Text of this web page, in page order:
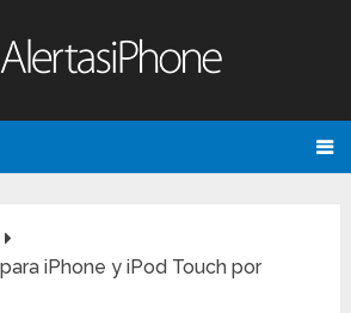
iPhone y iPod Touch por